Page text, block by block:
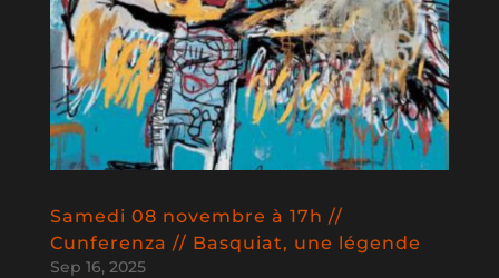
Samedi 08 novembre à 17h //
Cunferenza // Basquiat, une légende
Sep 16, 2025